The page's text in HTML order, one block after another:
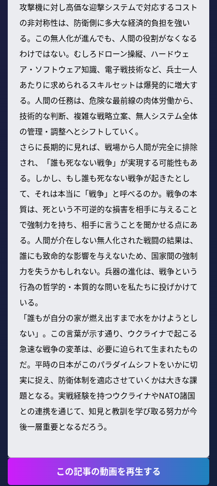
攻撃機に対し高価な迎撃システムで対応するコスト
の非対称性は、防衛側に多大な経済的負担を強い
る。この無人化が進んでも、人間の役割がなくなる
わけではない。むしろドローン操縦、ハードウェ
ア・ソフトウェア知識、電子戦技術など、兵士一人
あたりに求められるスキルセットは爆発的に増大す
る。人間の任務は、危険な最前線の肉体労働から、
技術的な判断、複雑な戦略立案、無人システム全体
の管理・調整へとシフトしていく。
さらに長期的に見れば、戦場から人間が完全に排除
され、「誰も死なない戦争」が実現する可能性もあ
る。しかし、もし誰も死なない戦争が起きたとし
て、それは本当に「戦争」と呼べるのか。戦争の本
質は、死という不可逆的な損害を相手に与えること
で強制力を持ち、相手に言うことを聞かせる点にあ
る。人間が介在しない無人化された戦闘の結果は、
誰にも致命的な影響を与えないため、国家間の強制
力を失うかもしれない。兵器の進化は、戦争という
行為の哲学的・本質的な問いを私たちに投げかけて
いる。
「誰もが自分の家が燃え出すまで水をかけようとし
ない」。この言葉が示す通り、ウクライナで起こる
急速な戦争の変革は、必要に迫られて生まれたもの
だ。平時の日本がこのパラダイムシフトをいかに切
実に捉え、防衛体制を適応させていくかは大きな課
題となる。実戦経験を持つウクライナやNATO諸国
との連携を通じて、知見と教訓を学び取る努力が今
後一層重要となるだろう。
この記事の動画を再生する